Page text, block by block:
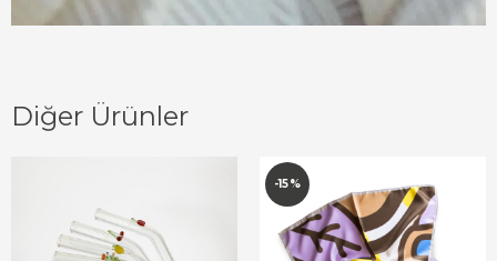
Diğer Ürünler
-15%